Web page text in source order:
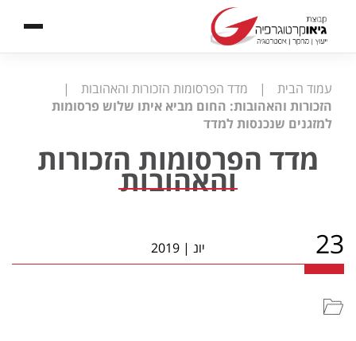
עמוד הבית | מדד הפרסומות הזכורות והאהובות
|
הזכורות והאהובות: החום מביא איתו שלוש פרסומות
למזגנים שנכנסות למדד
מדד הפרסומות הזכורות
והאהובות
23 יונ |
2019